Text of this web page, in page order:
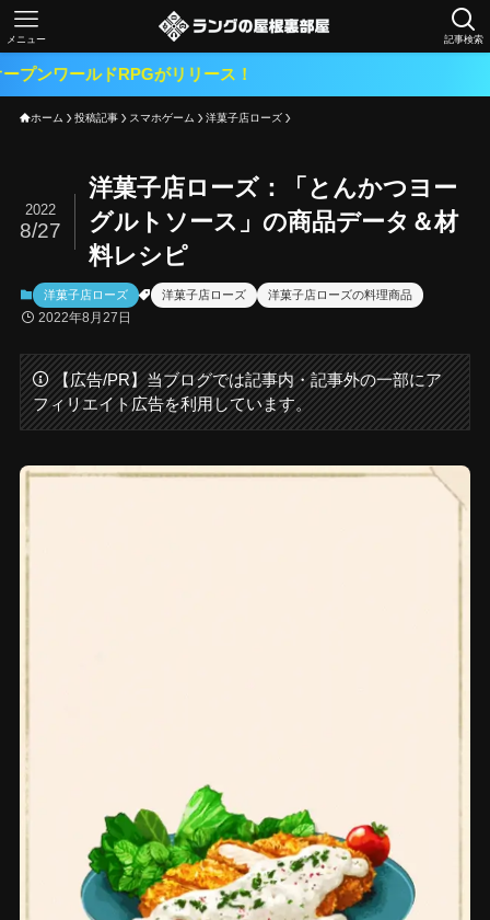
記事検索
メニュー
RPGがリリース！
ホーム 投稿記事 スマホゲーム 洋菓子店ローズ
洋菓子店ローズ：「とんかつヨー
グルトソース」の商品データ＆材
料レシピ
2022
8/27
洋菓子店ローズ 洋菓子店ローズ 洋菓子店ローズの料理商品
2022年8月27日
【広告/PR】当ブログでは記事内・記事外の一部にア
フィリエイト広告を利用しています。